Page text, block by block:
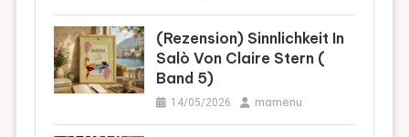
(Rezension) Sinnlichkeit In
Salò Von Claire Stern (
Band 5)
14/05/2026 mamenu